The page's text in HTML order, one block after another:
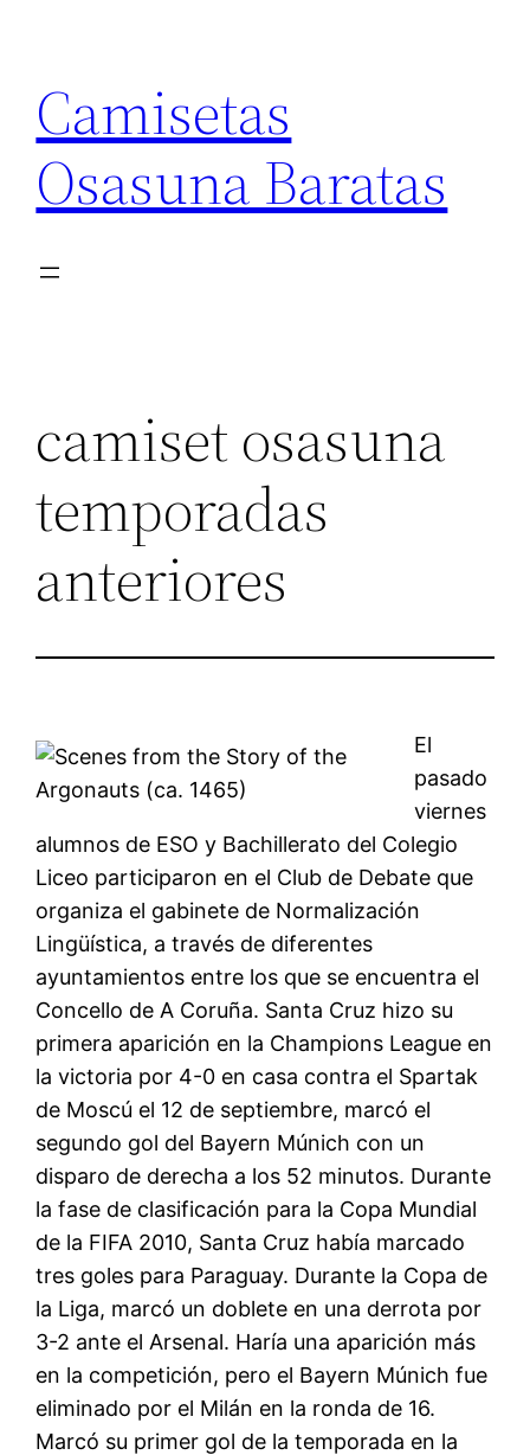
contenido
Camisetas
Osasuna Baratas
camiset osasuna
temporadas
anteriores
El
pasado
viernes
alumnos de ESO y Bachillerato del Colegio
Liceo participaron en el Club de Debate que
organiza el gabinete de Normalización
Lingüística, a través de diferentes
ayuntamientos entre los que se encuentra el
Concello de A Coruña. Santa Cruz hizo su
primera aparición en la Champions League en
la victoria por 4-0 en casa contra el Spartak
de Moscú el 12 de septiembre, marcó el
segundo gol del Bayern Múnich con un
disparo de derecha a los 52 minutos. Durante
la fase de clasificación para la Copa Mundial
de la FIFA 2010, Santa Cruz había marcado
tres goles para Paraguay. Durante la Copa de
la Liga, marcó un doblete en una derrota por
3-2 ante el Arsenal. Haría una aparición más
en la competición, pero el Bayern Múnich fue
eliminado por el Milán en la ronda de 16.
Marcó su primer gol de la temporada en la